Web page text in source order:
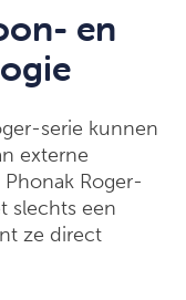
en
serie kunnen
externe
Roger-
slechts een
ze direct